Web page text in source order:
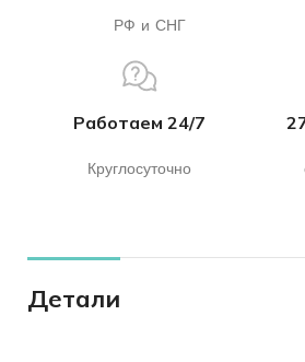
РФ и СНГ
Работаем 24/7
Круглосуточно
Детали